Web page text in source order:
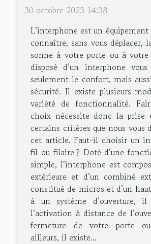
30 octobre 2023 14:38
L’interphone est un
connaître, sans vous déplacer,
sonne à votre porte ou à
disposé d’un interphone
seulement le confort, mais
sécurité. Il existe plusieurs
variété de fonctionnalité.
choix nécessite donc la prise
certains critères que nous vous
cet article. Faut-il choisir un
fil ou filaire ? Doté d’une
simple, l’interphone est
extérieure et d’un combiné
constitué de micros et d’un
à un système d’ouverture, il
l’activation à distance de
fermeture de votre porte
ailleurs, il existe...